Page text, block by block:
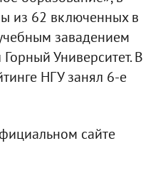
из 62 включенных в
завадением
Университет. В
НГУ занял 6-е
сайте